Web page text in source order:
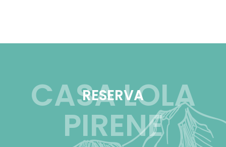
RESERVA
CASA LOLA
PIRENE